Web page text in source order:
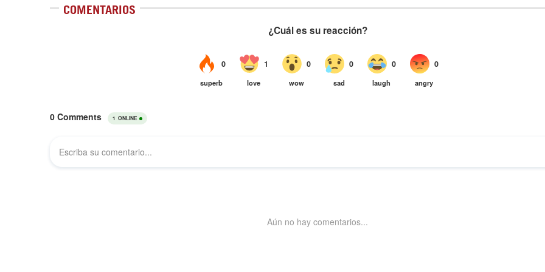
COMENTARIOS